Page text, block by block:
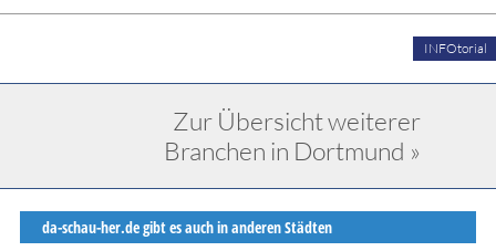
INFOtorial
Zur Übersicht weiterer
Branchen in Dortmund »
da-schau-her.de gibt es auch in anderen Städten